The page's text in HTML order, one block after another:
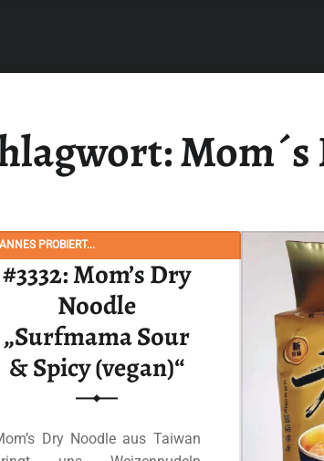
PROBIERT...
#3332: Mom’s Dry
Noodle
„Surfmama Sour
& Spicy (vegan)“
Dry Noodle aus Taiwan